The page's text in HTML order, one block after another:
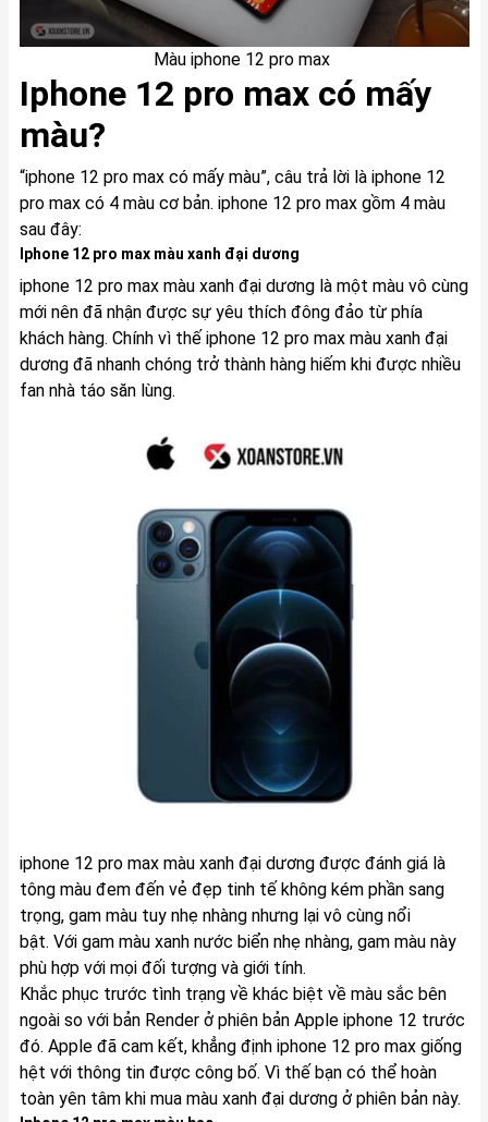
Màu iphone 12 pro max
Iphone 12 pro max có mấy
màu?
“iphone 12 pro max có mấy màu”, câu trả lời là iphone 12
pro max có 4 màu cơ bản. iphone 12 pro max gồm 4 màu
sau đây:
Iphone 12 pro max màu xanh đại dương
iphone 12 pro max màu xanh đại dương là một màu vô cùng
mới nên đã nhận được sự yêu thích đông đảo từ phía
khách hàng. Chính vì thế iphone 12 pro max màu xanh đại
dương đã nhanh chóng trở thành hàng hiếm khi được nhiều
fan nhà táo săn lùng.
iphone 12 pro max màu xanh đại dương được đánh giá là
tông màu đem đến vẻ đẹp tinh tế không kém phần sang
trọng, gam màu tuy nhẹ nhàng nhưng lại vô cùng nổi
bật. Với gam màu xanh nước biển nhẹ nhàng, gam màu này
phù hợp với mọi đối tượng và giới tính.
Khắc phục trước tình trạng về khác biệt về màu sắc bên
ngoài so với bản Render ở phiên bản Apple iphone 12 trước
đó. Apple đã cam kết, khẳng định iphone 12 pro max giống
hệt với thông tin được công bố. Vì thế bạn có thể hoàn
toàn yên tâm khi mua màu xanh đại dương ở phiên bản này.